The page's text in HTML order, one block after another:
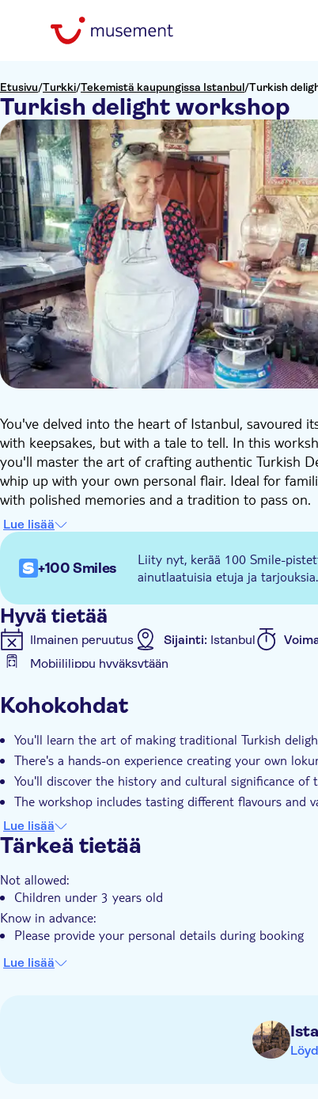
Etusivu/Turkki/Tekemistä kaupungissa Istanbul/Turkish
Turkish delight workshop
You've delved into the heart of Istanbul, savoured
with keepsakes, but with a tale to tell. In this
you'll master the art of crafting authentic Turkish
whip up with your own personal flair. Ideal for
with polished memories and a tradition to pass on.
At Istanbul’s most ancient monastery, tucked
making Turkish delight. Rather than store-bought
Turkish delight that you've crafted yourself,
designs.
Guided by a local raconteur, you'll delve into the
opportunity to mingle with other artisans at The
Lue lisää
+100 Smiles
Liity nyt, kerää 100 Smile-
ainutlaatuisia etuja ja tarjouksia.
Hyvä tietää
Ilmainen peruutus Sijainti: Istanbul
Mobiililippu hyväksytään
Välitön vahvistus
Kohokohdat
You'll learn the art of making traditional Turkish
There's a hands-on experience creating your own
You'll discover the history and cultural significance of
The workshop includes tasting different flavours and
Your expert instructor will share tips and techniques
Lue lisää
Tärkeä tietää
Not allowed:
Children under 3 years old
Know in advance:
Please provide your personal details during booking
Lue lisää